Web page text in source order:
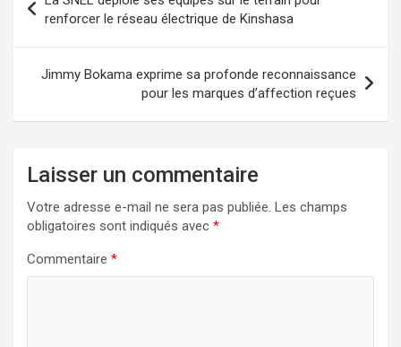
de
l’article
renforcer le réseau électrique de Kinshasa
Jimmy Bokama exprime sa profonde reconnaissance
pour les marques d’affection reçues
Laisser un commentaire
Votre adresse e-mail ne sera pas publiée. Les champs
obligatoires sont indiqués avec *
Commentaire *